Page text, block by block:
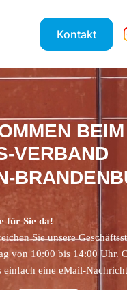
Kontakt
BEIM
VERBAND
für Sie da!
Sie unsere
von 10:00 bis 14:00 Uhr.
einfach eine eMail-